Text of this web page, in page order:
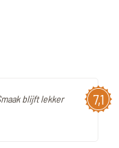
7,1
blijft lekker